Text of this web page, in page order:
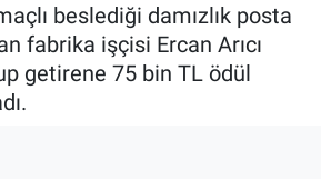
beslediği damızlık posta
fabrika işçisi Ercan Arıcı
getirene 75 bin TL ödül